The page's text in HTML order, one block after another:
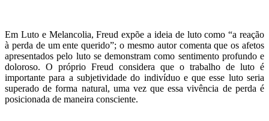
Em Luto e Melancolia, Freud expõe a ideia de luto como “a reação
à perda de um ente querido”; o mesmo autor comenta que os afetos
apresentados pelo luto se demonstram como sentimento profundo e
doloroso. O próprio Freud considera que o trabalho de luto é
importante para a subjetividade do indivíduo e que esse luto seria
superado de forma natural, uma vez que essa vivência de perda é
posicionada de maneira consciente.